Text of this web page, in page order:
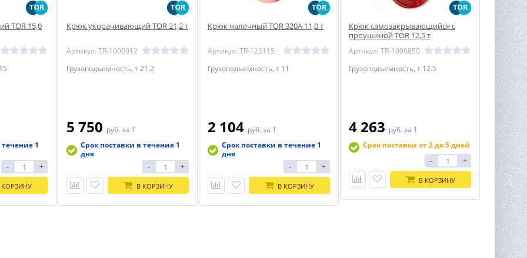
TOR 15,0
1
- +
КОРЗИНУ
Крюк укорачивающий TOR 21,2 т
Артикул: TR-1000912
Грузоподъемность, т 21.2
5 750 руб. за 1
Срок поставки в течение 1
дня
- +
В КОРЗИНУ
Крюк чалочный TOR 320А 11,0 т
Артикул: TR-123115
Грузоподъемность, т 11
2 104 руб. за 1
Срок поставки в течение 1
дня
- +
В КОРЗИНУ
Крюк самозакрывающийся с
проушиной TOR 12,5 т
Артикул: TR-1000850
Грузоподъемность, т 12.5
4 263 руб. за 1
Срок поставки от 2 до 5 дней
- +
В КОРЗИНУ